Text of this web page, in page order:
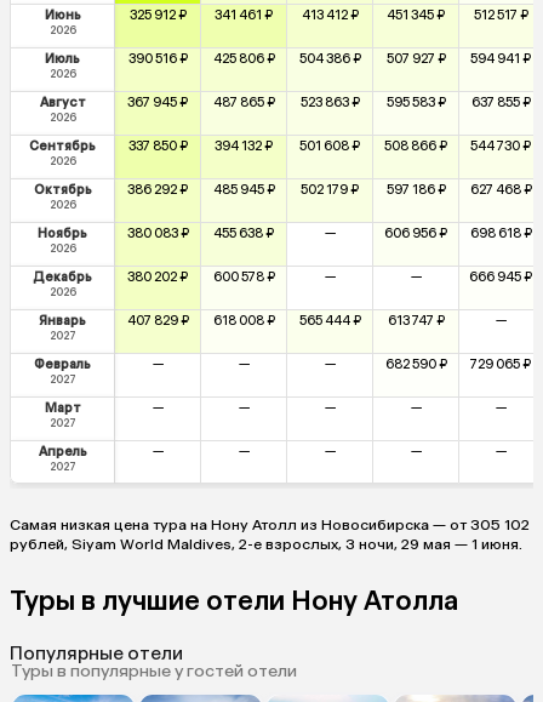
Июнь
2026
325 912 ₽ 341 461 ₽ 413 412 ₽ 451 345 ₽ 512 517 ₽
Июль
2026
390 516 ₽ 425 806 ₽ 504 386 ₽ 507 927 ₽ 594 941 ₽
Август
2026
367 945 ₽ 487 865 ₽ 523 863 ₽ 595 583 ₽ 637 855 ₽
Сентябрь
2026
337 850 ₽ 394 132 ₽ 501 608 ₽ 508 866 ₽ 544 730 ₽
Октябрь
2026
386 292 ₽ 485 945 ₽ 502 179 ₽ 597 186 ₽ 627 468 ₽
Ноябрь
2026
380 083 ₽ 455 638 ₽ — 606 956 ₽ 698 618 ₽
Декабрь
2026
380 202 ₽ 600 578 ₽ — — 666 945 ₽
Январь
2027
407 829 ₽ 618 008 ₽ 565 444 ₽ 613 747 ₽ —
Февраль
2027
— — — 682 590 ₽ 729 065 ₽
Март
2027
— — — — —
Апрель
2027
— — — — —
Самая низкая цена тура на Нону Атолл из Новосибирска — от 305 102
рублей, Siyam World Maldives, 2-е взрослых, 3 ночи, 29 мая — 1 июня.
Туры в лучшие отели Нону Атолла
Популярные отели
Туры в популярные у гостей отели